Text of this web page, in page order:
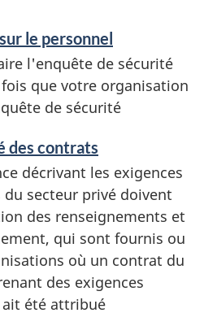
le personnel
l'enquête de sécurité
que votre organisation
de sécurité
des contrats
décrivant les exigences
secteur privé doivent
des renseignements et
qui sont fournis ou
où un contrat du
des exigences
ait été attribué